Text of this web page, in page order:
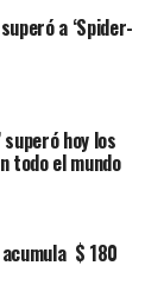
a ‘Spider-
superó hoy los
todo el mundo
$ 180